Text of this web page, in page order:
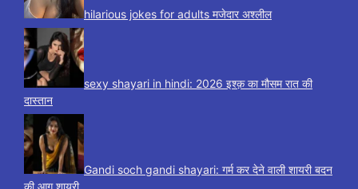
hilarious jokes for adults मजेदार अश्लील
sexy shayari in hindi: 2026 इश्क़ का मौसम रात की
दास्तान
Gandi soch gandi shayari: गर्म कर देने वाली शायरी बदन
की आग शायरी